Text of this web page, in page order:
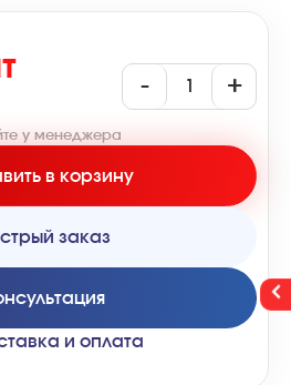
- +
у менеджера
в корзину
заказ
и оплата